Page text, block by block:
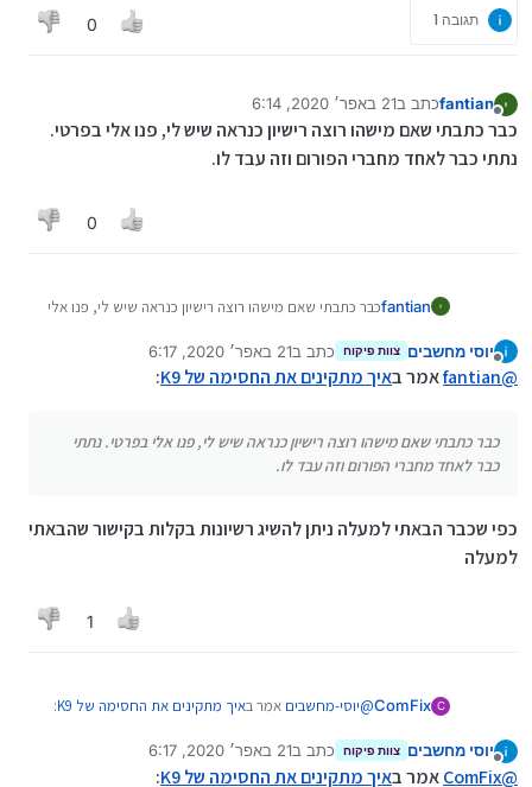
תגובה 1 0
מנותק
fantianכתב ב21 באפר׳ 2020, 6:14
נערך לאחרונה על ידי
כבר כתבתי שאם מישהו רוצה רישיון כנראה שיש לי, פנו אלי בפרטי.
נתתי כבר לאחד מחברי הפורום וזה עבד לו.
0
fantianכבר כתבתי שאם מישהו רוצה רישיון כנראה שיש לי, פנו אלי
מנותק
יוסי מחשבים צוות פיקוח כתב ב21 באפר׳ 2020, 6:17
נערך לאחרונה על ידי
@
fantianאמר באיך מתקינים את החסימה של K9 :
כבר כתבתי שאם מישהו רוצה רישיון כנראה שיש לי, פנו אלי בפרטי. נתתי
כבר לאחד מחברי הפורום וזה עבד לו.
כפי שכבר הבאתי למעלה ניתן להשיג רשיונות בקלות בקישור שהבאתי
למעלה
1
C
ComFix
@יוסי-מחשבים אמר באיך מתקינים את החסימה של K9 :
@
ComFixאמר באיך מתקינים את החסימה של K9 מנותק
יוסי מחשבים צוות פיקוח כתב ב21 באפר׳ 2020, 6:17
נערך לאחרונה על ידי
@
ComFixאמר באיך מתקינים את החסימה של K9 :